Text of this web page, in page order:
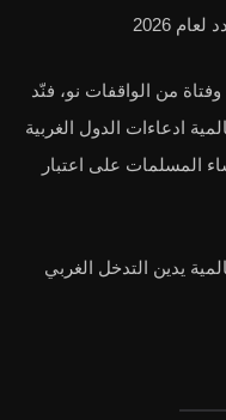
2026
أكثر من 1700 امرأة وفتاة من الواقفات نو، فنّد
ادعاءات الدول الغربية
المسلمات على اعتبار
يدين التدخل الغربي